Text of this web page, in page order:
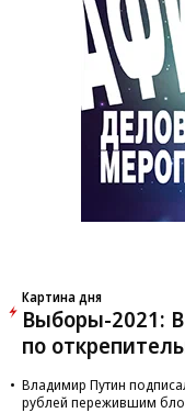
Картина дня
Выборы-2021:
по
Владимир Путин
рублей пережившим